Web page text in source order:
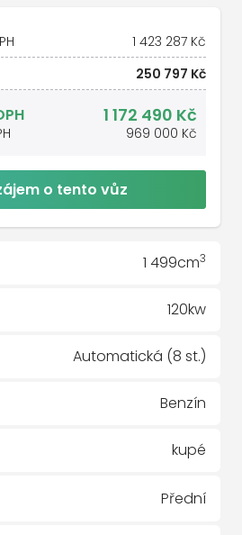
1 423 287 Kč
250 797 Kč
1 172 490 Kč
969 000 Kč
o tento vůz
1 499cm3
120kw
Automatická (8 st.)
Benzín
kupé
Přední